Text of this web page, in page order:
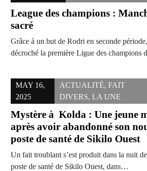
League des champions :
sacré
Grâce à un but de Rodri en seconde
décroché la première Ligue des champions
MAY 16,
2025
ACTUALITÉ,FAIT
DIVERS,LA UNE
Mystère à Kolda : Une jeune
après avoir abandonné son
poste de santé de Sikilo Ouest
Un fait troublant s’est produit dans la nuit
poste de santé de Sikilo Ouest, dans…